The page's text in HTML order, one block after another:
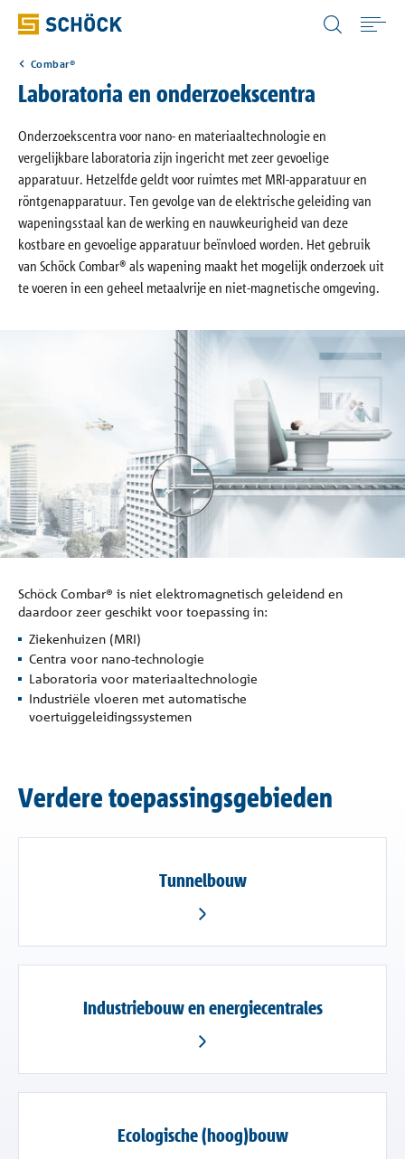
Toepassingen
Producten
Digitale oplossingen
Onderneming
Contact
Belgium (BE) Vlaams
Combar®
Laboratoria en onderzoekscentra
Onderzoekscentra voor nano- en materiaaltechnologie en
vergelijkbare laboratoria zijn ingericht met zeer gevoelige
apparatuur. Hetzelfde geldt voor ruimtes met MRI-apparatuur en
röntgenapparatuur. Ten gevolge van de elektrische geleiding van
wapeningsstaal kan de werking en nauwkeurigheid van deze
kostbare en gevoelige apparatuur beïnvloed worden. Het gebruik
van Schöck Combar® als wapening maakt het mogelijk onderzoek uit
te voeren in een geheel metaalvrije en niet-magnetische omgeving.
Schöck Combar® is niet elektromagnetisch geleidend en
daardoor zeer geschikt voor toepassing in:
Ziekenhuizen (MRI)
Centra voor nano-technologie
Laboratoria voor materiaaltechnologie
Industriële vloeren met automatische
voertuiggeleidingssystemen
Verdere toepassingsgebieden
Tunnelbouw
Industriebouw en energiecentrales
Ecologische (hoog)bouw